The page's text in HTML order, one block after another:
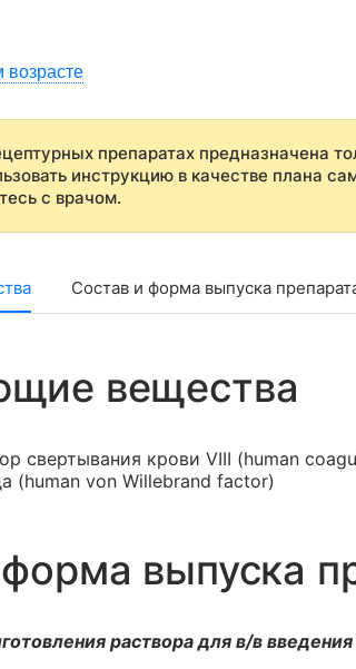
возрасте
препаратах предназначена
инструкцию в качестве плана
с врачом.
Состав и форма выпуска
вещества
свертывания крови VIII (human
(human von Willebrand factor)
выпуска
раствора для в/в введения